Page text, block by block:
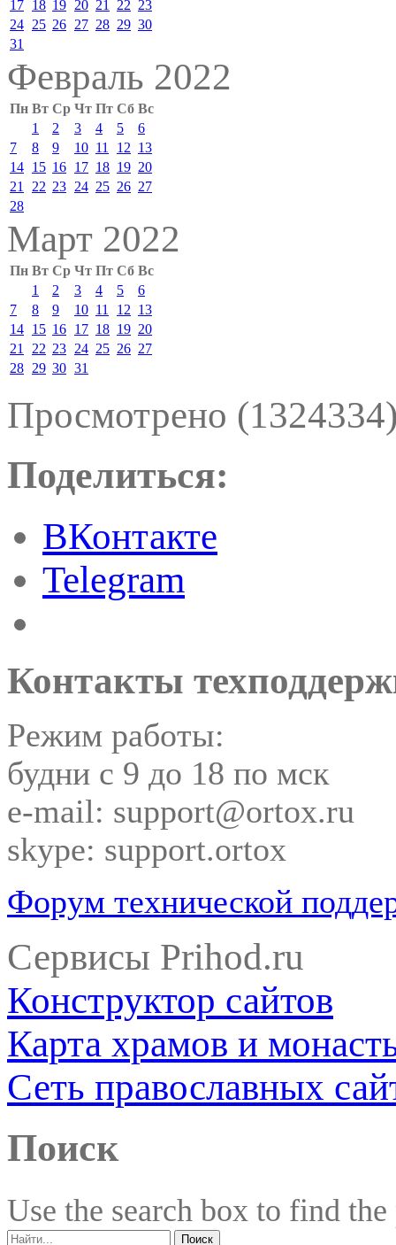
17 18 19 20 21 22 23
24 25 26 27 28 29 30
31
Февраль 2022
Пн Вт Ср Чт Пт Сб Вс
1
2 3 4 5
6
7
8 9 10 11 12 13
14 15 16 17 18 19 20
21
22 23 24 25 26 27
28
Март 2022
Пн Вт Ср Чт Пт Сб Вс
1
2 3 4 5
6
7
8 9 10 11 12 13
14 15 16 17 18 19 20
21
22 23 24 25 26 27
28 29 30 31
Просмотрено
Поделиться:
ВКонтакте
Telegram
Контакты
Режим работы:
будни с 9 до 18 по мск
e-mail: support@ortox.ru
skype: support.ortox
Форум технической
Сервисы Prihod.ru
Конструктор сайтов
Карта храмов и
Сеть православных
Поиск
Use the search box to find